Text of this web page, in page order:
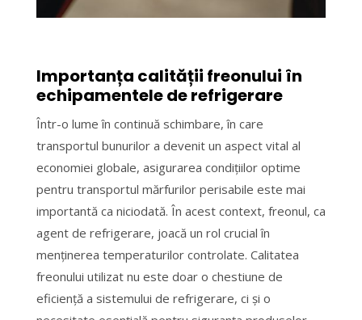
Importanța calității freonului în
echipamentele de refrigerare
Într-o lume în continuă schimbare, în care
transportul bunurilor a devenit un aspect vital al
economiei globale, asigurarea condițiilor optime
pentru transportul mărfurilor perisabile este mai
importantă ca niciodată. În acest context, freonul, ca
agent de refrigerare, joacă un rol crucial în
menținerea temperaturilor controlate. Calitatea
freonului utilizat nu este doar o chestiune de
eficiență a sistemului de refrigerare, ci și o